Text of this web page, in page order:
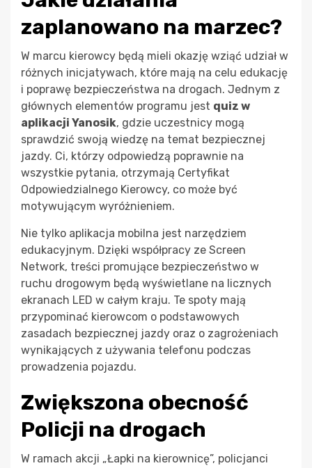
zaplanowano na marzec?
W marcu kierowcy będą mieli okazję wziąć udział w
różnych inicjatywach, które mają na celu edukację
i poprawę bezpieczeństwa na drogach. Jednym z
głównych elementów programu jest quiz w
aplikacji Yanosik, gdzie uczestnicy mogą
sprawdzić swoją wiedzę na temat bezpiecznej
jazdy. Ci, którzy odpowiedzą poprawnie na
wszystkie pytania, otrzymają Certyfikat
Odpowiedzialnego Kierowcy, co może być
motywującym wyróżnieniem.
Nie tylko aplikacja mobilna jest narzędziem
edukacyjnym. Dzięki współpracy ze Screen
Network, treści promujące bezpieczeństwo w
ruchu drogowym będą wyświetlane na licznych
ekranach LED w całym kraju. Te spoty mają
przypominać kierowcom o podstawowych
zasadach bezpiecznej jazdy oraz o zagrożeniach
wynikających z używania telefonu podczas
prowadzenia pojazdu.
Zwiększona obecność
Policji na drogach
W ramach akcji „Łapki na kierownicę”, policjanci